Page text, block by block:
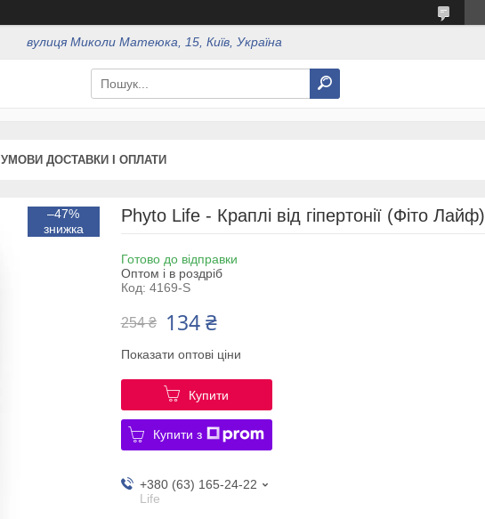
вулиця Миколи Матеюка, 15, Київ, Україна
УМОВИ ДОСТАВКИ І ОПЛАТИ
–47% Phyto Life - Краплі від гіпертонії (Фіто Лайф)
Готово до відправки
Оптом і в роздріб
Код: 4169-S
254 ₴ 134 ₴
Показати оптові ціни
Купити
Купити з
+380 (63) 165-24-22
Life